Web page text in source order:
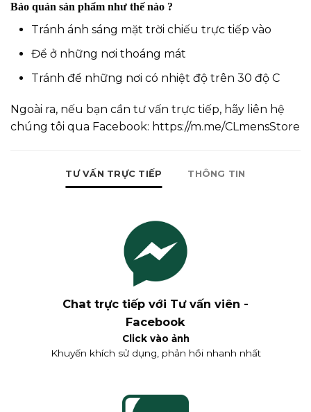
Bảo quản sản phẩm như thế nào ?
Tránh ánh sáng mặt trời chiếu trực tiếp vào
Để ở những nơi thoáng mát
Tránh để những nơi có nhiệt độ trên 30 độ C
Ngoài ra, nếu bạn cần tư vấn trực tiếp, hãy liên hệ
chúng tôi qua Facebook: https://m.me/CLmensStore
TƯ VẤN TRỰC TIẾP THÔNG TIN
Chat trực tiếp với Tư vấn viên -
Facebook
Click vào ảnh
Khuyến khích sử dụng, phản hồi nhanh nhất